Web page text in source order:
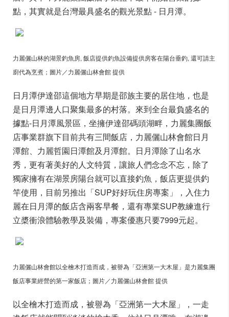
點，其實就是台灣最具盛名的觀光景點 - 日月潭。
力麗儷山林的湖景釣魚房, 飯店提供釣魚設備提供房客在陽台垂釣, 還可請主
廚代為烹煮；圖片／力麗儷山林會館提供
日月潭伊達邵這個地方早期是邵族主要的居住地，也是
是日月潭邊人口聚集最多的村落。來到全台最負盛名的
據點-日月潭風景區，坐擁伊達邵碼頭湖畔，力麗集團飯
店事業群旗下目前共有三間飯店，力麗儷山林會館日月
潭館、力麗哲園日潭館及月潭館。日月潭除了山名水
秀，更有著美好的人文特質，讓旅人們念念不忘，除了
獨家擁有在湖景房陽台就可以直接釣魚，飯店更提供釣
竿使用，目前另推出「SUP好好玩住房專案」，入住力
麗在日月潭的飯店含兩客早餐，還有專業SUP教練進行
立槳衝浪體驗教學及裝備，專案優惠只要7999元起。
力麗儷山林會館以全檜木打造而成，被譽為「亞洲第一大木屋」是力麗集團
飯店事業經營的第一家飯店；圖片／力麗儷山林會館 提供
以全檜木打造而成，被譽為「亞洲第一大木屋」，一走